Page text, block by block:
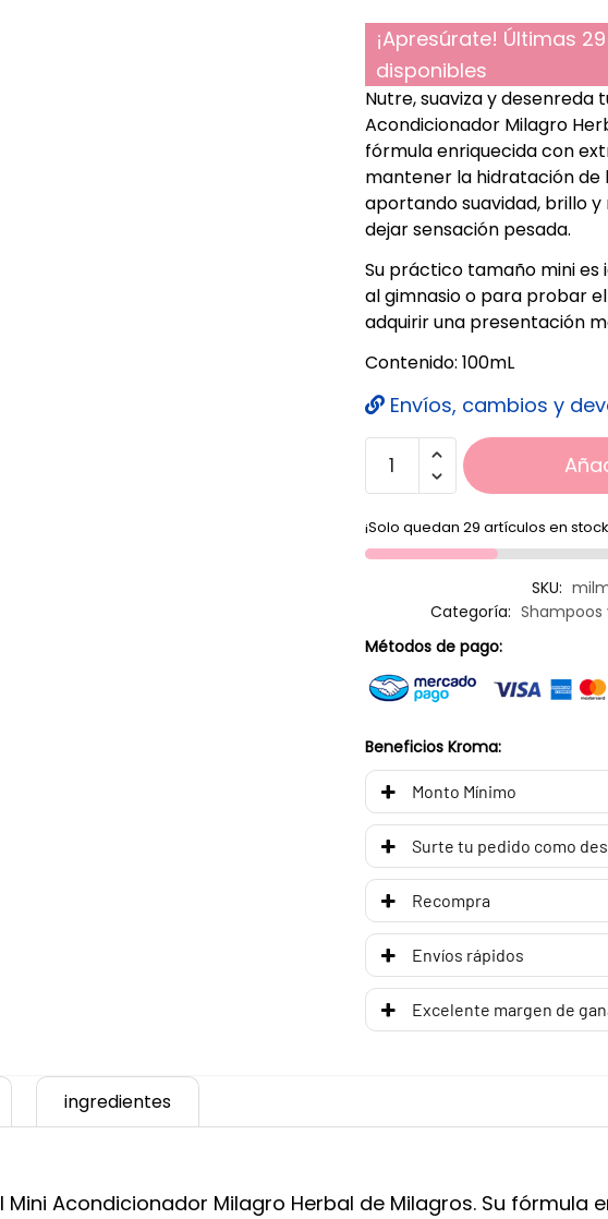
¡Apresúrate! Últimas
disponibles
Nutre, suaviza y desenreda
Acondicionador Milagro
fórmula enriquecida con
mantener la hidratación de
aportando suavidad, brillo
dejar sensación pesada.
Su práctico tamaño mini es
al gimnasio o para probar
adquirir una presentación
Contenido: 100mL
Envíos, cambios y
¡Solo quedan 29 artículos en
SKU:
Categoría:
Métodos de pago:
Beneficios Kroma:
Monto Mínimo
Surte tu pedido como
Recompra
Envíos rápidos
Excelente margen de
ingredientes
Acondicionador Milagro Herbal de Milagros. Su fórmula